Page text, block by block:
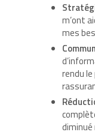
m’ont
mes
rendu
diminué